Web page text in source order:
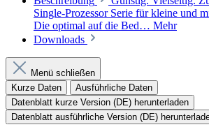
Single-Prozessor Serie für kleine und
Die optimal auf die Bed… Mehr
Downloads
Menü schließen
Kurze Daten
Ausführliche Daten
Datenblatt kurze Version (DE) herunterladen
Datenblatt ausführliche Version (DE)